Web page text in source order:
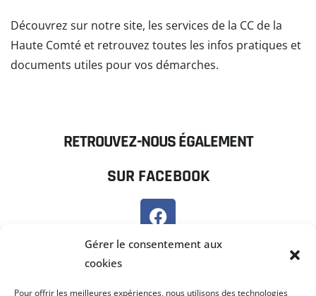
Gérer le consentement aux
cookies
Pour offrir les meilleures expériences, nous utilisons des technologies
Découvrez sur notre site, les services de la CC de la
Haute Comté et retrouvez toutes les infos pratiques et
documents utiles pour vos démarches.
RETROUVEZ-NOUS ÉGALEMENT
SUR FACEBOOK
SUR PANNEAU POCKET